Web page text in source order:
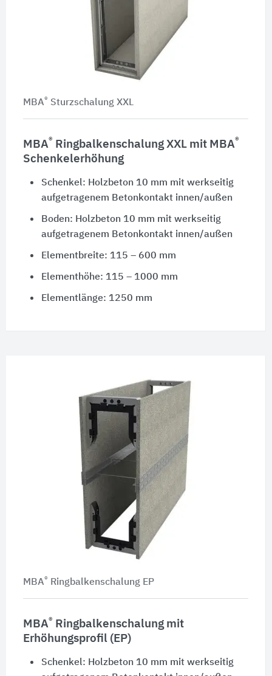
MBA® Sturzschalung XXL
MBA® Ringbalkenschalung XXL mit MBA®
Schenkelerhöhung
Schenkel: Holzbeton 10 mm mit werkseitig
aufgetragenem Betonkontakt innen/außen
Boden: Holzbeton 10 mm mit werkseitig
aufgetragenem Betonkontakt innen/außen
Elementbreite: 115 – 600 mm
Elementhöhe: 115 – 1000 mm
Elementlänge: 1250 mm
MBA® Ringbalkenschalung EP
MBA®
Ringbalkenschalung mit
Erhöhungsprofil (EP)
Schenkel: Holzbeton 10 mm mit werkseitig